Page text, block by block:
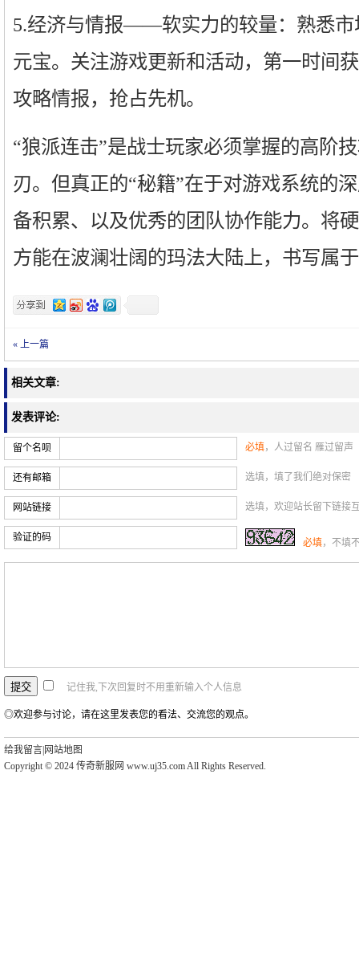
5.经济与情报——软实力的较量：熟悉市
元宝。关注游戏更新和活动，第一时间
攻略情报，抢占先机。
“狼派连击”是战士玩家必须掌握的高阶
刃。但真正的“秘籍”在于对游戏系统的
备积累、以及优秀的团队协作能力。将
方能在波澜壮阔的玛法大陆上，书写属
« 上一篇
相关文章:
发表评论:
留个名呗 必填，人过留名 雁过留声
还有邮箱 选填，填了我们绝对保密
网站链接 选填，欢迎站长留下链接
验证的码 必填，不填
记住我,下次回复时不用重新输入个人信息
◎欢迎参与讨论，请在这里发表您的看法、交流您的观点。
给我留言 网站地图
Copyright © 2024 传奇新服网 www.uj35.com All Rights Reserved.